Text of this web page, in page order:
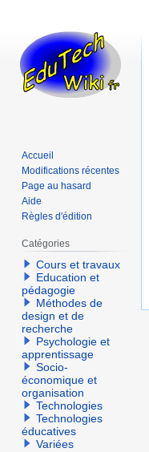
Accueil
Modifications récentes
Page au hasard
Aide
Règles d'édition
Catégories
Cours et travaux
Education et
pédagogie
Méthodes de
design et de
recherche
Psychologie et
apprentissage
Socio-
économique et
organisation
Technologies
Technologies
éducatives
Variées